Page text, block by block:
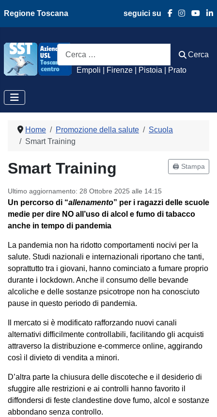
Regione Toscana seguici su
Azienda Usl
Empoli | Firenze | Pistoia | Prato
Cerca
Cerca
Home Promozione della salute
Scuola
Smart Training
Smart Training
Ultimo aggiornamento: 28 Ottobre 2025 alle 14:15
🖨️ Stampa
Un percorso di “allenamento” per i ragazzi delle scuole
medie per dire NO all’uso di alcol e fumo di tabacco
anche in tempo di pandemia
La pandemia non ha ridotto comportamenti nocivi per la
salute. Studi nazionali e internazionali riportano che tanti,
soprattutto tra i giovani, hanno cominciato a fumare proprio
durante i lockdown. Anche il consumo delle bevande
alcoliche e delle sostanze psicotrope non ha conosciuto
pause in questo periodo di pandemia.
Il mercato si è modificato rafforzando nuovi canali
alternativi difficilmente controllabili, facilitando gli acquisti
attraverso la distribuzione e-commerce online, aggirando
così il divieto di vendita a minori.
D’altra parte la chiusura delle discoteche e il desiderio di
sfuggire alle restrizioni e ai controlli hanno favorito il
diffondersi di feste clandestine dove fumo, alcol e sostanze
abbondano senza controllo.